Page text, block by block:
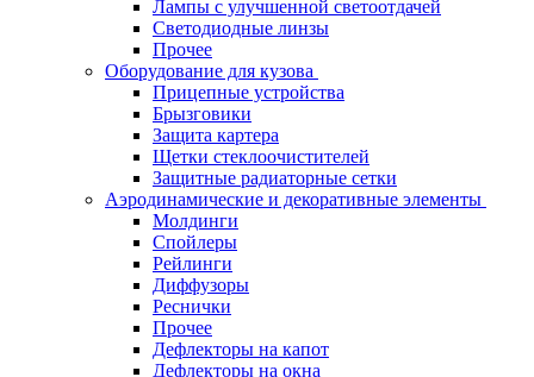
Лампы с улучшенной светоотдачей
Светодиодные линзы
Прочее
Оборудование для кузова
Прицепные устройства
Брызговики
Защита картера
Щетки стеклоочистителей
Защитные радиаторные сетки
Аэродинамические и декоративные элементы
Молдинги
Спойлеры
Рейлинги
Диффузоры
Реснички
Прочее
Дефлекторы на капот
Дефлекторы на окна